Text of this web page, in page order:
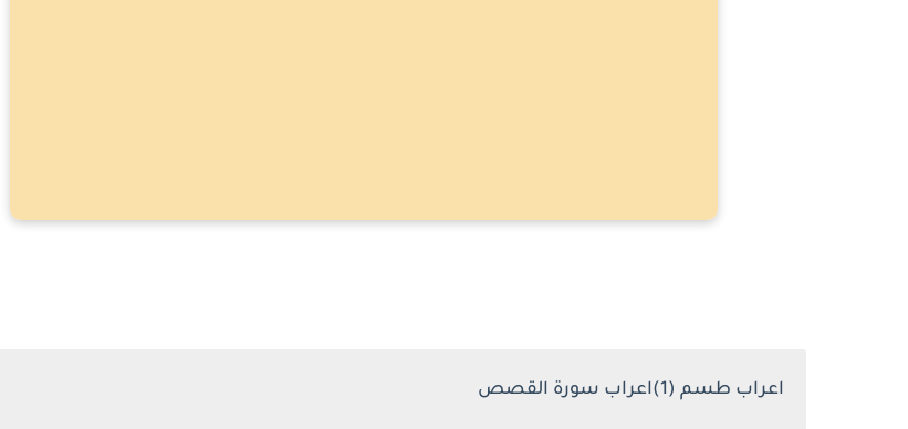
اعراب طسم (1)اعراب سورة القصص